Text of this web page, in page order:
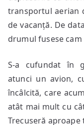
transportul aerian
de vacanță. De
drumul fusese cam
S-a cufundat în
atunci un avion,
încâlcită, care
atât mai mult cu
Trecuseră aproape